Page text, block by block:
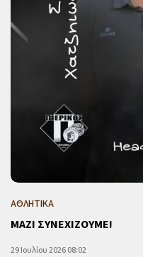
ΑΘΛΗΤΙΚΑ
ΜΑΖΙ ΣΥΝΕΧΙΖΟΥΜΕ!
29 Ιουλίου 2026 08:02